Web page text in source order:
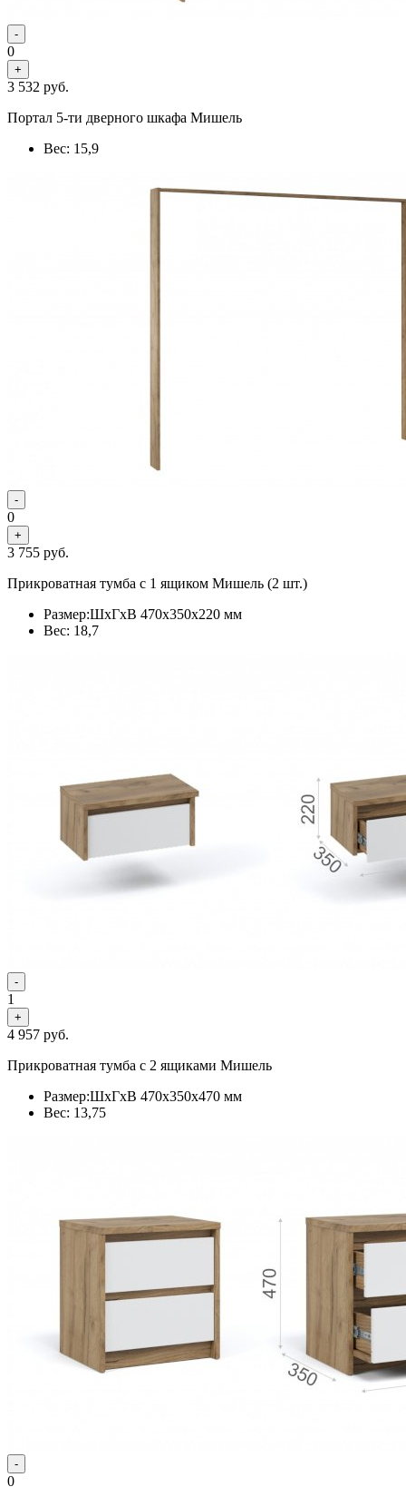
-
0
+
3 532 руб.
Портал 5-ти дверного шкафа Мишель
Вес: 15,9
-
0
+
3 755 руб.
Прикроватная тумба с 1 ящиком Мишель (2 шт.)
Размер:ШхГхВ 470х350х220 мм
Вес: 18,7
-
1
+
4 957 руб.
Прикроватная тумба с 2 ящиками Мишель
Размер:ШхГхВ 470х350х470 мм
Вес: 13,75
-
0